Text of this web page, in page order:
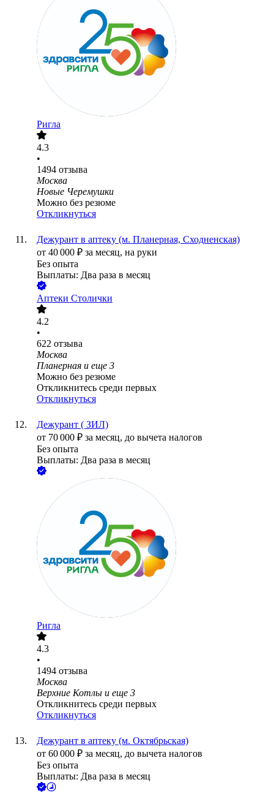
Ригла
4.3
•
1494 отзыва
Москва
Новые Черемушки
Можно без резюме
Откликнуться
Дежурант в аптеку (м. Планерная, Сходненская)
от 40 000 ₽ за месяц, на руки
Без опыта
Выплаты: Два раза в месяц
Аптеки Столички
4.2
•
622 отзыва
Москва
Планерная и еще 3
Можно без резюме
Откликнитесь среди первых
Откликнуться
Дежурант ( ЗИЛ)
от 70 000 ₽ за месяц, до вычета налогов
Без опыта
Выплаты: Два раза в месяц
Ригла
4.3
•
1494 отзыва
Москва
Верхние Котлы и еще 3
Откликнитесь среди первых
Откликнуться
Дежурант в аптеку (м. Октябрьская)
от 60 000 ₽ за месяц, до вычета налогов
Без опыта
Выплаты: Два раза в месяц